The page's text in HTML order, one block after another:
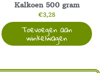
Kalkoen 500 gram
€3,28
Toevoegen aan
winkelwagen